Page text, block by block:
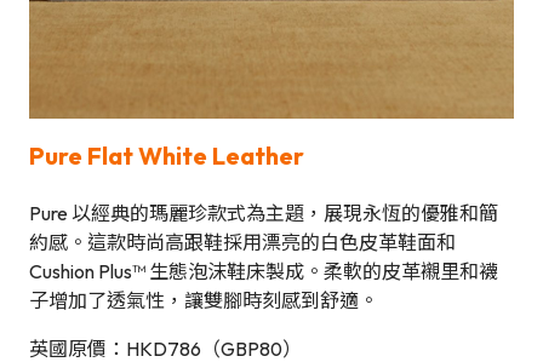
Pure Flat White Leather
Pure 以經典的瑪麗珍款式為主題，展現永恆的優雅和簡
約感。這款時尚高跟鞋採用漂亮的白色皮革鞋面和
Cushion Plus™ 生態泡沫鞋床製成。柔軟的皮革襯里和襪
子增加了透氣性，讓雙腳時刻感到舒適。
英國原價：HKD786（GBP80）